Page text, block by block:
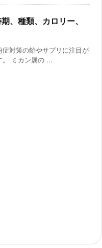
、種類、カロリー、
症対策の飴やサプリに注目が
。 ミカン属の ...